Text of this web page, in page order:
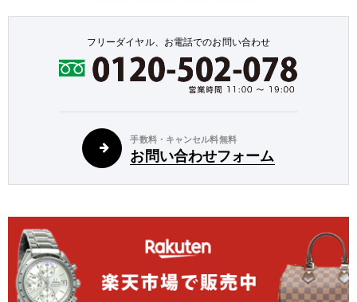
フリーダイヤル、お電話でのお問い合わせ
手数料・キャンセル料無料
お問い合わせフォーム